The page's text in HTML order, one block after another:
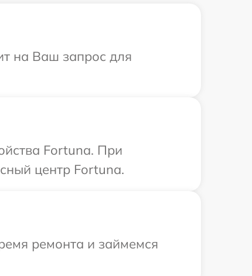
на Ваш запрос для
Fortuna. При
центр Fortuna.
ремонта и займемся